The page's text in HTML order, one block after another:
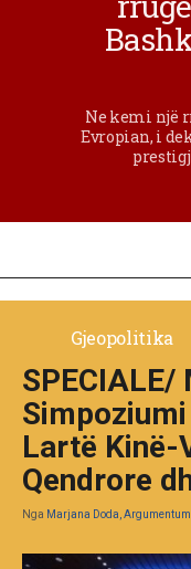
Ne kemi një
Evropian, i
Gjeopolitika
SPECIALE/
Lartë Kinë-
Qendrore
Nga Marjana Doda,